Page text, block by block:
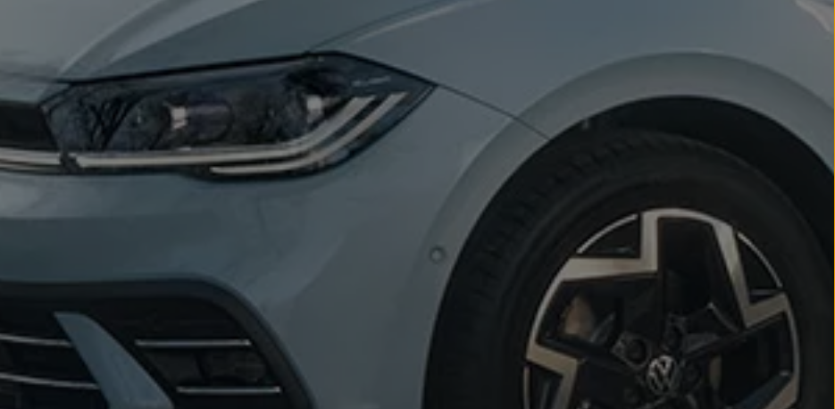
dane techniczne